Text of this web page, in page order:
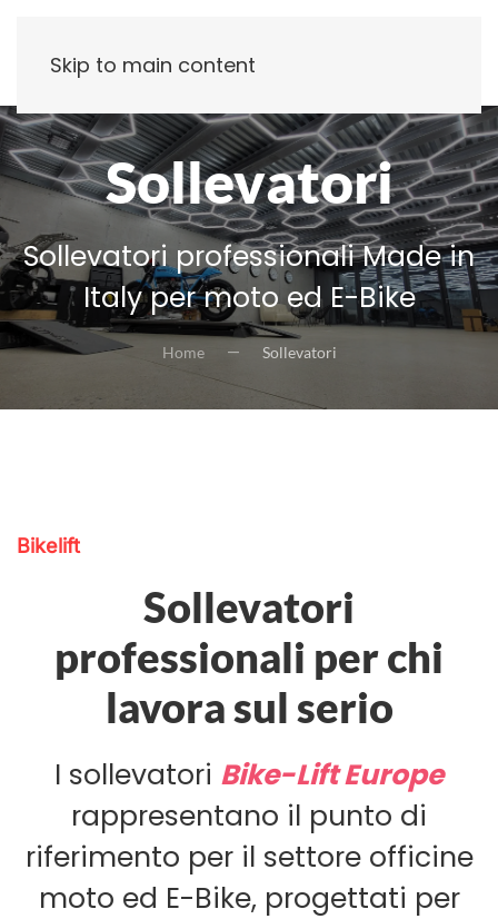
Skip to main content
Sollevatori
Sollevatori professionali Made in
Italy per moto ed E-Bike
Home Sollevatori
Bikelift
Sollevatori
professionali per chi
lavora sul serio
I sollevatori Bike-Lift Europe
rappresentano il punto di
riferimento per il settore officine
moto ed E-Bike, progettati per